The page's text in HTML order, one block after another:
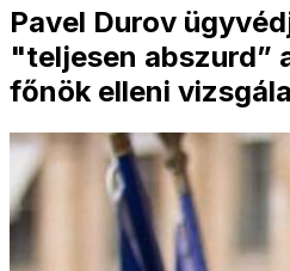
Pavel Durov
"teljesen abszurd”
főnök elleni